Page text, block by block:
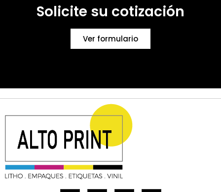
Solicite su cotización
Ver formulario